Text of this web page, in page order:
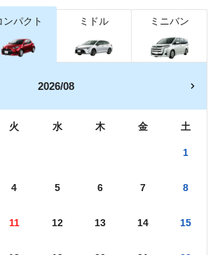
ンパクト ミドル ミニバン
2026/08
火 水 木 金 土
1
4 5 6 7 8
11 12 13 14 15